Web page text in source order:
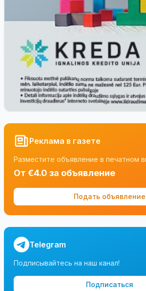
Реклама в газете
Разместите объявление в печатном
От €4.0 за объявление
Подать объявление
Telegram
Подписывайтесь на наш канал!
Подписаться